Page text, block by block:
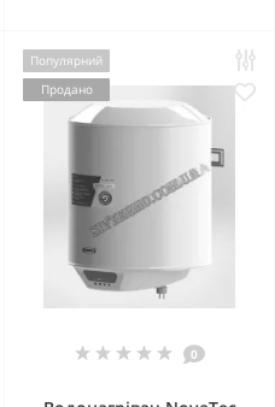
Популярний
Продано
0